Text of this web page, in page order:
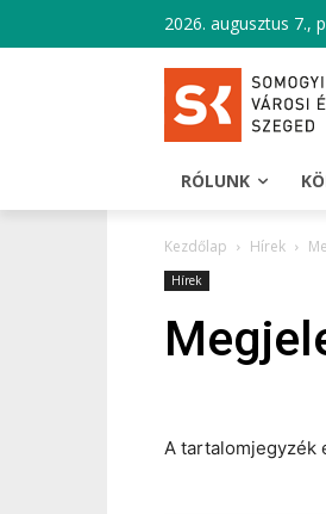
2026. augusztus 7.,
RÓLUNK
Kezdőlap Hírek
Hírek
A tartalomjegyzék